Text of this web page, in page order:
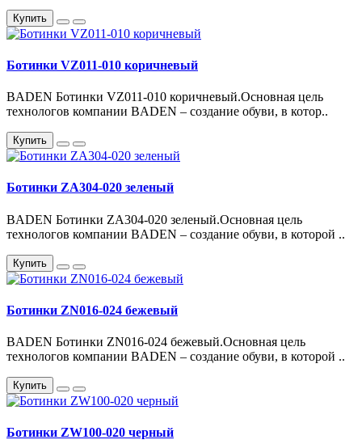
Купить
Ботинки VZ011-010 коричневый
BADEN Ботинки VZ011-010 коричневый.Основная цель
технологов компании BADEN – создание обуви, в котор..
Купить
Ботинки ZA304-020 зеленый
BADEN Ботинки ZA304-020 зеленый.Основная цель
технологов компании BADEN – создание обуви, в которой ..
Купить
Ботинки ZN016-024 бежевый
BADEN Ботинки ZN016-024 бежевый.Основная цель
технологов компании BADEN – создание обуви, в которой ..
Купить
Ботинки ZW100-020 черный